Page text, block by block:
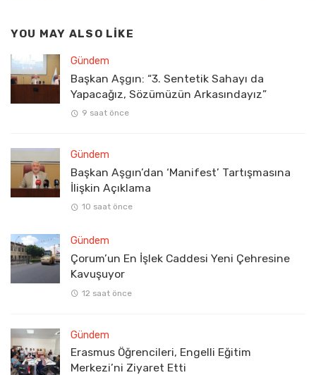
YOU MAY ALSO LIKE
Gündem
Başkan Aşgın: “3. Sentetik Sahayı da
Yapacağız, Sözümüzün Arkasındayız”
9 saat önce
Gündem
Başkan Aşgın’dan ‘Manifest’ Tartışmasına
İlişkin Açıklama
10 saat önce
Gündem
Çorum’un En İşlek Caddesi Yeni Çehresine
Kavuşuyor
12 saat önce
Gündem
Erasmus Öğrencileri, Engelli Eğitim
Merkezi’ni Ziyaret Etti